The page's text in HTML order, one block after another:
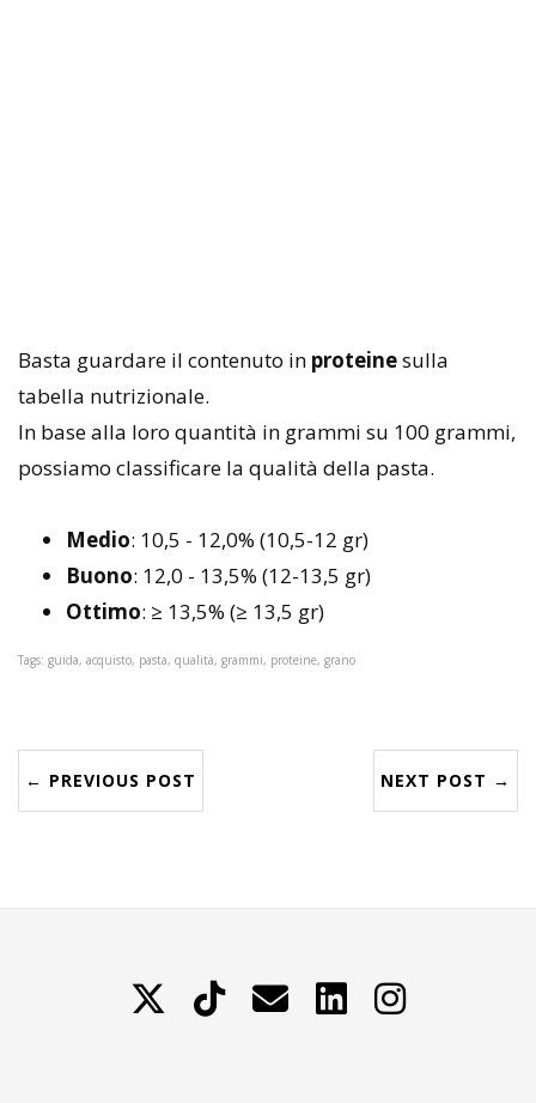
Basta guardare il contenuto in proteinesulla
tabella nutrizionale.
In base alla loro quantità in grammi su 100 grammi,
possiamo classificare la qualità della pasta.
Medio: 10,5 - 12,0% (10,5-12 gr)
Buono: 12,0 - 13,5% (12-13,5 gr)
Ottimo: ≥ 13,5% (≥ 13,5 gr)
Tags: guida, acquisto, pasta, qualità, grammi, proteine, grano
← PREVIOUS POST NEXT POST →
TikTok Contattami LinkedIn